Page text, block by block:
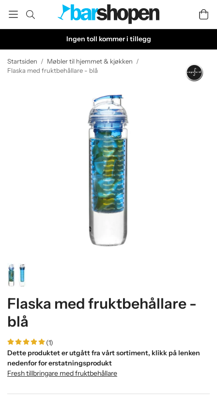
Ingen toll kommer i tillegg
Startsiden / Møbler til hjemmet & kjøkken /
Flaska med fruktbehållare - blå
Flaska med fruktbehållare -
blå
(1)
Dette produktet er utgått fra vårt sortiment, klikk på lenken
nedenfor for erstatningsprodukt
Fresh tillbringare med fruktbehållare